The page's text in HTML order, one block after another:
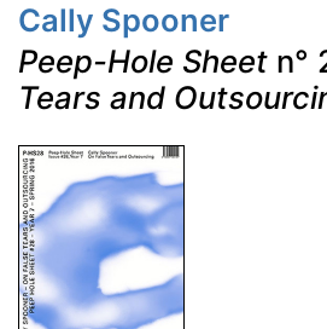
Cally Spooner
Peep-Hole Sheet n°
Tears and